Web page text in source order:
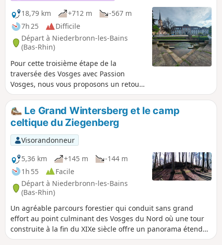
18,79 km
+712 m
-567 m
7h 25
Difficile
Départ à Niederbronn-les-Bains
(Bas-Rhin)
Pour cette troisième étape de la
traversée des Vosges avec Passion
Vosges, nous vous proposons un retour
aux sources. Au sens propre comme au
figuré, avec une étape qui joue à saute-
mouton entre Niederbronn-les-Bains,
dont la qualité des eaux thermales est
réputée depuis l’Antiquité, et la vallée
de la Zinsel du Nord.
Le Grand Wintersberg et le camp
celtique du Ziegenberg
Visorandonneur
5,36 km
+145 m
-144 m
1h 55
Facile
Départ à Niederbronn-les-Bains
(Bas-Rhin)
Un agréable parcours forestier qui conduit sans grand
effort au point culminant des Vosges du Nord où une tour
construite à la fin du XIXe siècle offre un panorama étendu.
Moins couru, le site du camp celtique ne manque pas de